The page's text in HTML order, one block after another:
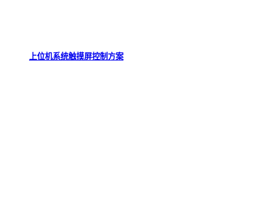
上位机系统触摸屏控制方案